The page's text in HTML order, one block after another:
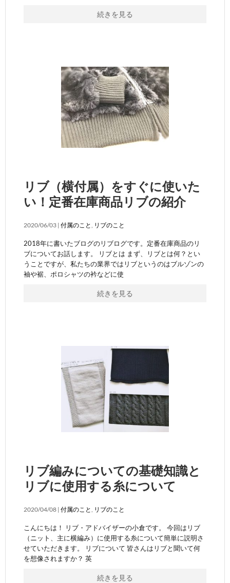
続きを見る
リブ（横付属）をすぐに使いた
い！定番在庫商品リブの紹介
2020/06/03 | 付属のこと リブのこと
2018年に書いたブログのリブログです。定番在庫商品のリ
ブについてお話します。 リブとは まず、リブとは何？とい
うことですが、私たちの業界ではリブというのはブルゾンの
袖や裾、ポロシャツの衿などに使
続きを見る
リブ編みについての基礎知識と
リブに使用する糸について
2020/04/08 | 付属のこと, リブのこと
こんにちは！ リブ・アドバイザーの小倉です。 今回はリブ
（ニット、主に横編み）に使用する糸について簡単に説明さ
せていただきます。 リブについて 皆さんはリブと聞いて何
を想像されますか？ 英
続きを見る